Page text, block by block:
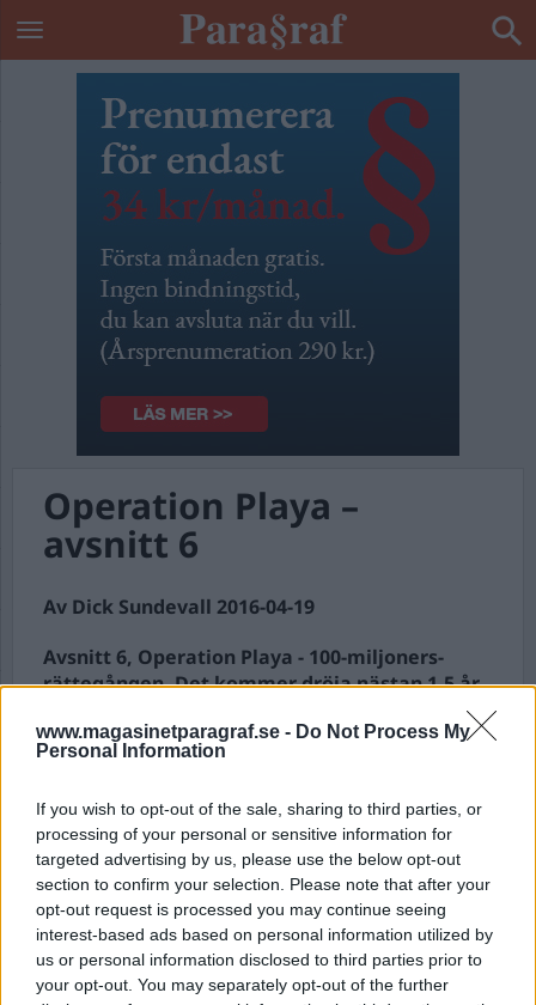
www.magasinetparagraf.se - Do Not Process My
Personal Information
If you wish to opt-out of the sale, sharing to third parties, or
processing of your personal or sensitive information for
targeted advertising by us, please use the below opt-out
section to confirm your selection. Please note that after your
opt-out request is processed you may continue seeing
interest-based ads based on personal information utilized by
us or personal information disclosed to third parties prior to
your opt-out. You may separately opt-out of the further
Operation Playa –
avsnitt 6
Av Dick Sundevall 2016-04-19
Avsnitt 6, Operation Playa - 100-miljoners-
rättegången. Det kommer dröja nästan 1,5 år
rättegångarna påbörjas i april 2012. Och det
kommer att bli Sveriges mest kostsamma
redan från början upplever
försvarsadvokaterna att någonting inte
stämmer - är bevisningen som läggs fram
korrekt? Och saknas det inte material?